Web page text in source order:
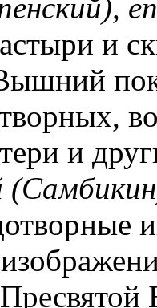
и
и